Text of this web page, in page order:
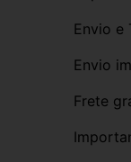
Envio e
Envio
Frete